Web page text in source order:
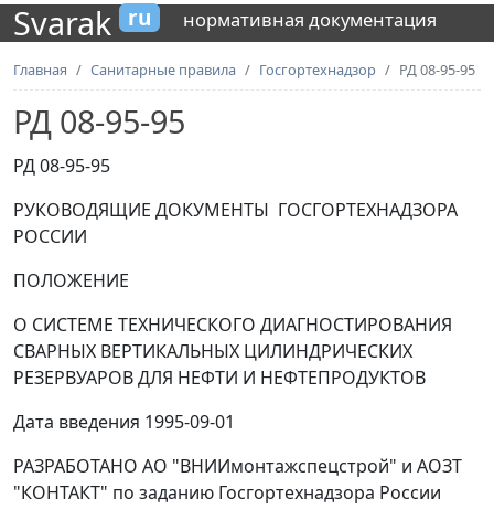
Svarak ru нормативная документация
Главная Санитарные правила Госгортехнадзор РД 08-95-95
РД 08-95-95
РД 08-95-95
РУКОВОДЯЩИЕ ДОКУМЕНТЫ ГОСГОРТЕХНАДЗОРА
РОССИИ
ПОЛОЖЕНИЕ
О СИСТЕМЕ ТЕХНИЧЕСКОГО ДИАГНОСТИРОВАНИЯ
СВАРНЫХ ВЕРТИКАЛЬНЫХ ЦИЛИНДРИЧЕСКИХ
РЕЗЕРВУАРОВ ДЛЯ НЕФТИ И НЕФТЕПРОДУКТОВ
Дата введения 1995-09-01
РАЗРАБОТАНО АО "ВНИИмонтажспецстрой" и АОЗТ
"КОНТАКТ" по заданию Госгортехнадзора России